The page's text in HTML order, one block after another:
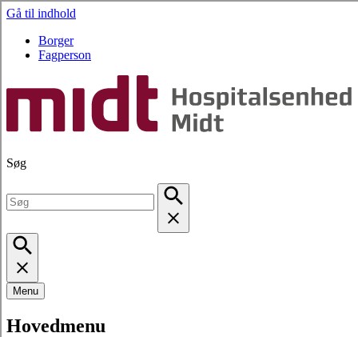
Gå til indhold
Borger
Fagperson
Søg
Menu
Hovedmenu